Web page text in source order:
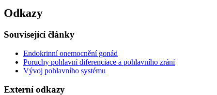
Odkazy
Související články
Endokrinní onemocnění gonád
Poruchy pohlavní diferenciace a pohlavního zrání
Vývoj pohlavního systému
Externí odkazy